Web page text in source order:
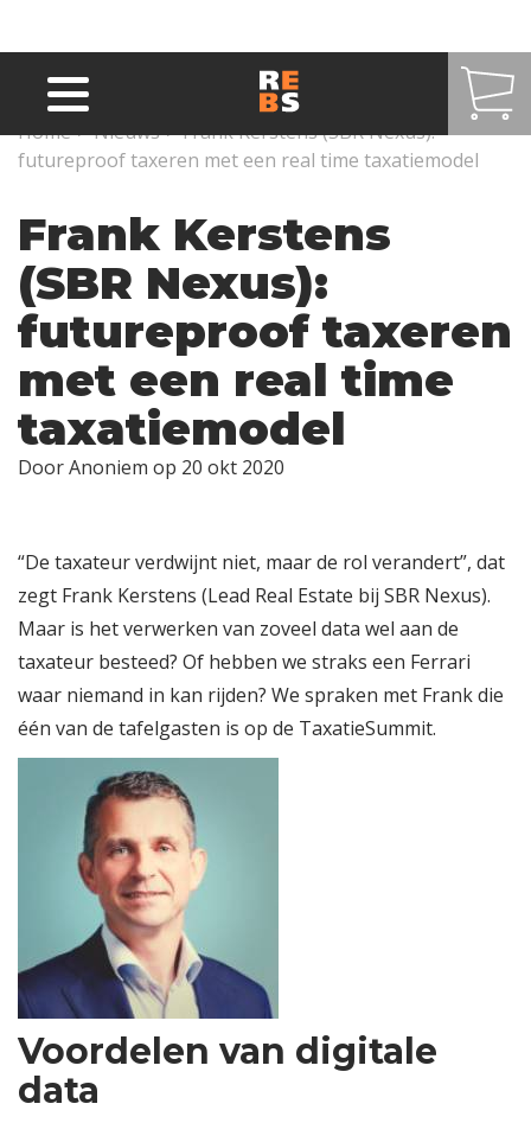
Home > Nieuws > Frank Kerstens (SBR Nexus):
futureproof taxeren met een real time taxatiemodel
Frank Kerstens
(SBR Nexus):
futureproof taxeren
met een real time
taxatiemodel
DoorAnoniem op 20 okt 2020
“De taxateur verdwijnt niet, maar de rol verandert”, dat
zegt Frank Kerstens (Lead Real Estate bij SBR Nexus).
Maar is het verwerken van zoveel data wel aan de
taxateur besteed? Of hebben we straks een Ferrari
waar niemand in kan rijden? We spraken met Frank die
één van de tafelgasten is op de TaxatieSummit.
Voordelen van digitale
data